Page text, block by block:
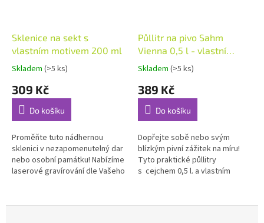
Sklenice na sekt s
vlastním motivem 200 ml
Průměrné
produktu
5,0
5
hvězdiček.
Skladem (>5 ks)
309 Kč
Do košíku
Proměňte tuto nádhernou
sklenici v nezapomenutelný dar
nebo osobní památku! Nabízíme
laserové gravírování dle Vašeho
Půllitr na pivo Sahm
Vienna 0,5 l - vlastní
motiv
Průměrné
produktu
5,0
5
hvězdiček.
Skladem (>5 ks)
389 Kč
Do košíku
Dopřejte sobě nebo svým
blízkým pivní zážitek na míru!
Tyto praktické půllitry
s cejchem 0,5 l. a vlastním